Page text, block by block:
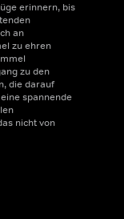
erinnern, bis
an
zu ehren
zu den
die darauf
spannende
nicht von